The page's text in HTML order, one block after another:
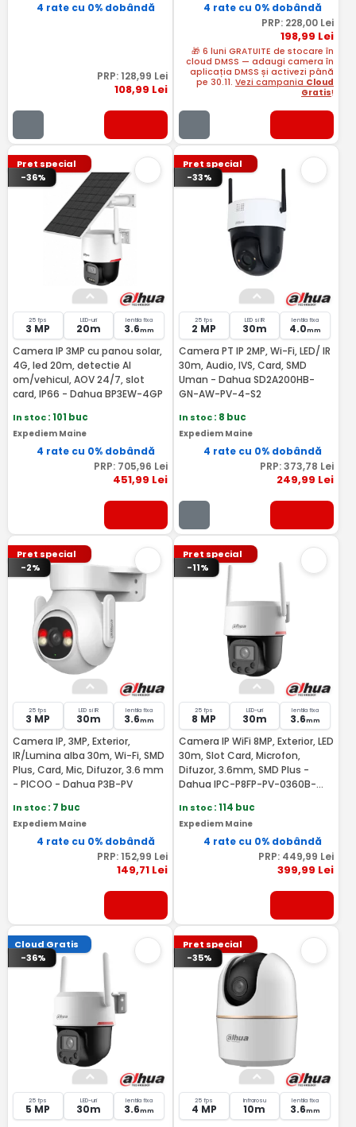
4 rate cu 0% dobândă
PRP: 128,99 Lei
108,99 Lei
4 rate cu 0% dobândă
PRP: 228,00 Lei
198,99 Lei
🎁 6 luni GRATUITE de stocare în
cloud DMSS — adaugi camera în
aplicația DMSS și activezi până
pe 30.11.Vezi campania Cloud
Gratis!
Pret special
-36%
25 fps
3 MP
LED-uri
20m
lentila fixa
3.6mm
Camera IP 3MP cu panou solar,
4G, led 20m, detectie AI
om/vehicul, AOV 24/7, slot
card, IP66 - Dahua BP3EW-4GP
In stoc: 101 buc
Expediem Maine
4 rate cu 0% dobândă
PRP: 705,96 Lei
451,99 Lei
Pret special
-33%
25 fps
2 MP
LED si IR
30m
lentila fixa
4.0mm
Camera PT IP 2MP, Wi-Fi, LED/ IR
30m, Audio, IVS, Card, SMD
Uman - Dahua SD2A200HB-
GN-AW-PV-4-S2
In stoc: 8 buc
Expediem Maine
4 rate cu 0% dobândă
PRP:373,78 Lei
249,99 Lei
Pret special
-2%
25 fps
3 MP
LED si IR
30m
lentila fixa
3.6mm
Camera IP, 3MP, Exterior,
IR/Lumina alba 30m, Wi-Fi, SMD
Plus, Card, Mic, Difuzor, 3.6 mm
- PICOO - Dahua P3B-PV
In stoc: 7 buc
Expediem Maine
4 rate cu 0% dobândă
PRP: 152,99 Lei
149,71Lei
Pret special
-11%
25 fps
8 MP
LED-uri
30m
lentila fixa
3.6mm
Camera IP WiFi 8MP, Exterior, LED
30m, Slot Card, Microfon,
Difuzor, 3.6mm, SMD Plus -
Dahua IPC-P8FP-PV-0360B-
In stoc: 114 buc
Expediem Maine
4 rate cu 0% dobândă
PRP: 449,99 Lei
399,99 Lei
Cloud Gratis
-36%
25 fps
5 MP
LED-uri
30m
lentila fixa
3.6mm
Pret special
-35%
25 fps
4 MP
Infrarosu
10m
lentila fixa
3.6mm